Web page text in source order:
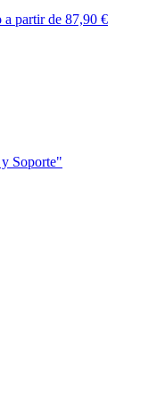
a partir de 87,90 €
Soporte"